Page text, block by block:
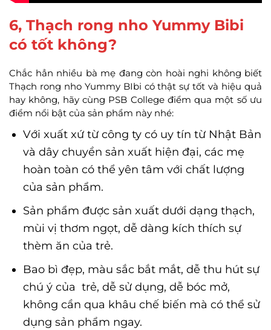
6, Thạch rong nho Yummy Bibi
có tốt không?
Chắc hẳn nhiều bà mẹ đang còn hoài nghi không biết
Thạch rong nho Yummy BIbi có thật sự tốt và hiệu quả
hay không, hãy cùng PSB College điểm qua một số ưu
điểm nổi bật của sản phẩm này nhé:
Với xuất xứ từ công ty có uy tín từ Nhật Bản
và dây chuyền sản xuất hiện đại, các mẹ
hoàn toàn có thể yên tâm với chất lượng
của sản phẩm.
Sản phẩm được sản xuất dưới dạng thạch,
mùi vị thơm ngọt, dễ dàng kích thích sự
thèm ăn của trẻ.
Bao bì đẹp, màu sắc bắt mắt, dễ thu hút sự
chú ý của trẻ, dễ sử dụng, dễ bóc mở,
không cần qua khâu chế biến mà có thể sử
dụng sản phẩm ngay.